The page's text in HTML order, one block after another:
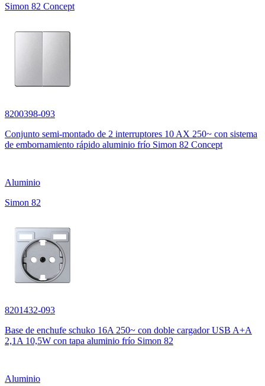
Simon 82 Concept
8200398-093
Conjunto semi-montado de 2 interruptores 10 AX 250~ con sistema
de embornamiento rápido aluminio frío Simon 82 Concept
Aluminio
Simon 82
8201432-093
Base de enchufe schuko 16A 250~ con doble cargador USB A+A
2,1A 10,5W con tapa aluminio frío Simon 82
Aluminio